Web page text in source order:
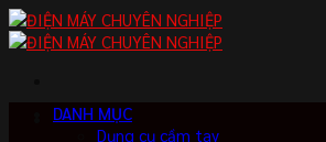
Skip
to
DANH MỤC
Dụng cụ cầm tay